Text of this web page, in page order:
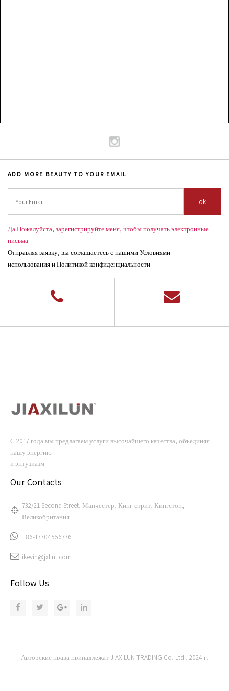
ADD MORE BEAUTY TO YOUR EMAIL
ok
Да!Пожалуйста, зарегистрируйте меня, чтобы получать электронные
письма.
Отправляя заявку, вы соглашаетесь с нашими Условиями
использования и Политикой конфиденциальности.
С 2017 года мы предлагаем услуги высочайшего качества, объединяя
нашу энергию
и энтузиазм.
Our Contacts
732/21 Second Street, Манчестер, Кинг-стрит, Кингстон,
Великобритания
+86-17704556776
ikevin@jxlint.com
Follow Us
Авторские права принадлежат JIAXILUN TRADING Co, Ltd., 2024 г.